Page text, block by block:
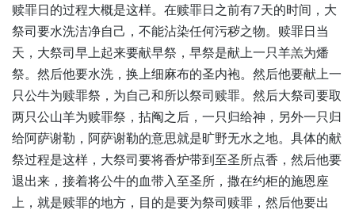
赎罪日的过程大概是这样。在赎罪日之前有7天的时间，大
祭司要水洗洁净自己，不能沾染任何污秽之物。赎罪日当
天，大祭司早上起来要献早祭，早祭是献上一只羊羔为燔
祭。然后他要水洗，换上细麻布的圣内袍。然后他要献上一
只公牛为赎罪祭，为自己和所以祭司赎罪。然后大祭司要取
两只公山羊为赎罪祭，拈阄之后，一只归给神，另外一只归
给阿萨谢勒，阿萨谢勒的意思就是旷野无水之地。具体的献
祭过程是这样，大祭司要将香炉带到至圣所点香，然后他要
退出来，接着将公牛的血带入至圣所，撒在约柜的施恩座
上，就是赎罪的地方，目的是要为祭司赎罪，然后他要出